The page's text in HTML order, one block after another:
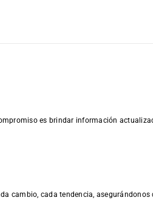
es brindar información
cambio, cada tendencia, asegurándonos